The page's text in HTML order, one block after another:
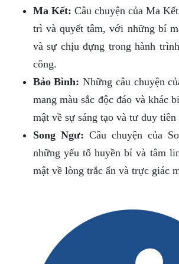
Ma Kết: Câu chuyện của Ma
trì và quyết tâm, với những bí
và sự chịu đựng trong hành
công.
Bảo Bình: Những câu chuyện
mang màu sắc độc đáo và khác
mật về sự sáng tạo và tư duy tiên
Song Ngư: Câu chuyện của
những yếu tố huyền bí và tâm
mật về lòng trắc ẩn và trực giác